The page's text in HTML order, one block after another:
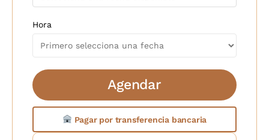
Hora
Agendar
Agendar
Pagar por transferencia bancaria